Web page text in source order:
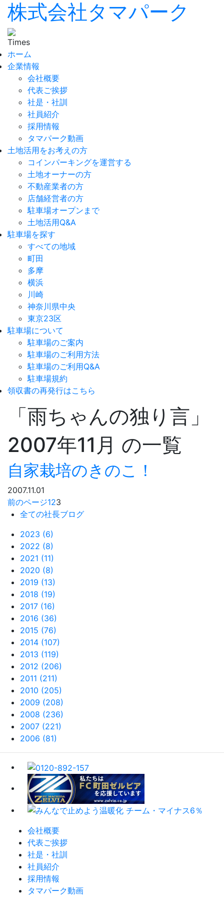
株式会社タマパーク
ホーム
企業情報
会社概要
代表ご挨拶
社是・社訓
社員紹介
採用情報
タマパーク動画
土地活用をお考えの方
コインパーキングを運営する
土地オーナーの方
不動産業者の方
店舗経営者の方
駐車場オープンまで
土地活用Q&A
駐車場を探す
すべての地域
町田
多摩
横浜
川崎
神奈川県中央
東京23区
駐車場について
駐車場のご案内
駐車場のご利用方法
駐車場のご利用Q&A
駐車場規約
領収書の再発行はこちら
「雨ちゃんの独り言」
2007年11月 の一覧
自家栽培のきのこ！
2007.11.01
前のページ123
全ての社長ブログ
2023 (6)
2022 (8)
2021 (11)
2020 (8)
2019 (13)
2018 (19)
2017 (16)
2016 (36)
2015 (76)
2014 (107)
2013 (119)
2012 (206)
2011 (211)
2010 (205)
2009 (208)
2008 (236)
2007 (221)
2006 (81)
会社概要
代表ご挨拶
社是・社訓
社員紹介
採用情報
タマパーク動画